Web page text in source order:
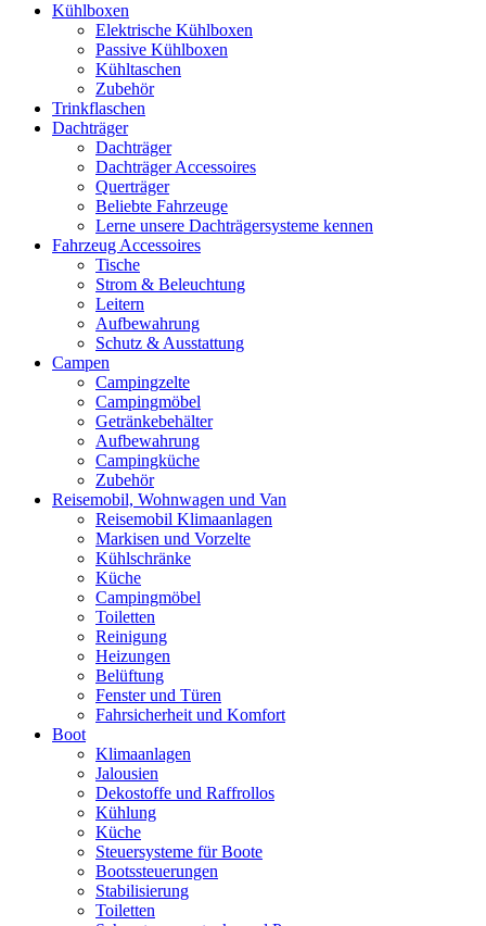
Kühlboxen
Elektrische Kühlboxen
Passive Kühlboxen
Kühltaschen
Zubehör
Trinkflaschen
Dachträger
Dachträger
Dachträger Accessoires
Querträger
Beliebte Fahrzeuge
Lerne unsere Dachträgersysteme kennen
Fahrzeug Accessoires
Tische
Strom & Beleuchtung
Leitern
Aufbewahrung
Schutz & Ausstattung
Campen
Campingzelte
Campingmöbel
Getränkebehälter
Aufbewahrung
Campingküche
Zubehör
Reisemobil, Wohnwagen und Van
Reisemobil Klimaanlagen
Markisen und Vorzelte
Kühlschränke
Küche
Campingmöbel
Toiletten
Reinigung
Heizungen
Belüftung
Fenster und Türen
Fahrsicherheit und Komfort
Boot
Klimaanlagen
Jalousien
Dekostoffe und Raffrollos
Kühlung
Küche
Steuersysteme für Boote
Bootssteuerungen
Stabilisierung
Toiletten